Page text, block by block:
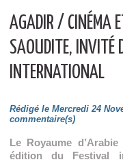
AGADIR / CINÉMA
SAOUDITE, INVITÉ
INTERNATIONAL
Rédigé le Mercredi 24
commentaire(s)
Le Royaume
édition du Festival